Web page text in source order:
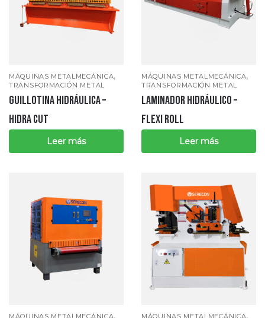
MÁQUINAS METALMECÁNICA,
TRANSFORMACIÓN METAL
GUILLOTINA HIDRÁULICA –
HIDRA CUT
Leer más
MÁQUINAS METALMECÁNICA,
TRANSFORMACIÓN METAL
LAMINADOR HIDRÁULICO –
FLEXI ROLL
Leer más
, ,